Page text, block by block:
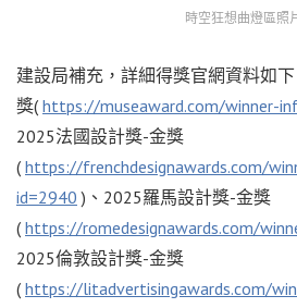
時空狂想曲燈區照
建設局補充，詳細得獎官網資料如
獎( https://museaward.com/winner-
2025法國設計獎-金獎
( https://frenchdesignawards.com/
id=2940 )、2025羅馬設計獎-金獎
( https://romedesignawards.com/
2025倫敦設計獎-金獎
( https://litadvertisingawards.com/